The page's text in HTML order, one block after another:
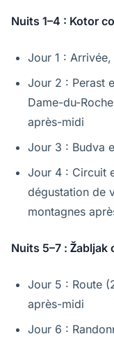
Nuits 1–4 : Kotor
Jour 1 :
Jour 2 : Perast
Dame-du-
après-midi
Jour 3 : Budva
Jour 4 : Circuit
dégustation de
montagnes
Nuits 5–7 : Žabljak
Jour 5 : Route
après-midi
Jour 6 :